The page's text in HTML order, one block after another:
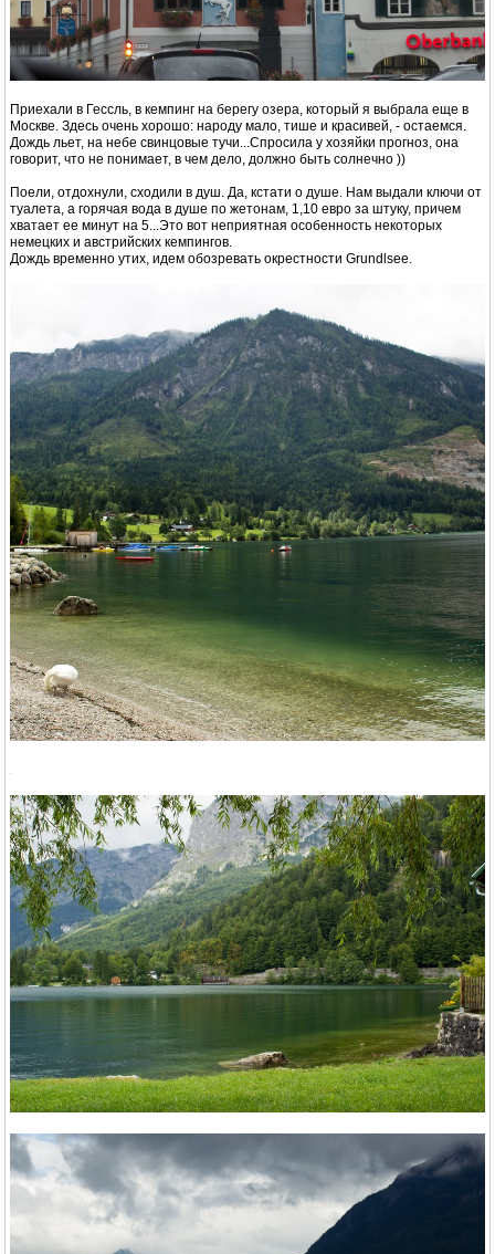
Приехали в Гессль, в кемпинг на берегу озера, который я выбрала еще в
Москве. Здесь очень хорошо: народу мало, тише и красивей, - остаемся.
Дождь льет, на небе свинцовые тучи...Спросила у хозяйки прогноз, она
говорит, что не понимает, в чем дело, должно быть солнечно ))
Поели, отдохнули, сходили в душ. Да, кстати о душе. Нам выдали ключи от
туалета, а горячая вода в душе по жетонам, 1,10 евро за штуку, причем
хватает ее минут на 5...Это вот неприятная особенность некоторых
немецких и австрийских кемпингов.
Дождь временно утих, идем обозревать окрестности Grundlsee.